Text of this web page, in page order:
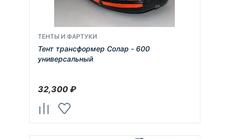
ТЕНТЫ И ФАРТУКИ
Тент трансформер Солар - 600
универсальный
32,300₽